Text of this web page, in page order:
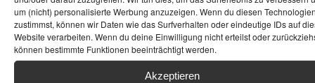
um (nicht) personalisierte Werbung anzuzeigen. Wenn du diesen
zustimmst, können wir Daten wie das Surfverhalten oder eindeutige IDs auf
Website verarbeiten. Wenn du deine Einwilligung nicht erteilst oder
können bestimmte Funktionen beeinträchtigt werden.
Akzeptieren